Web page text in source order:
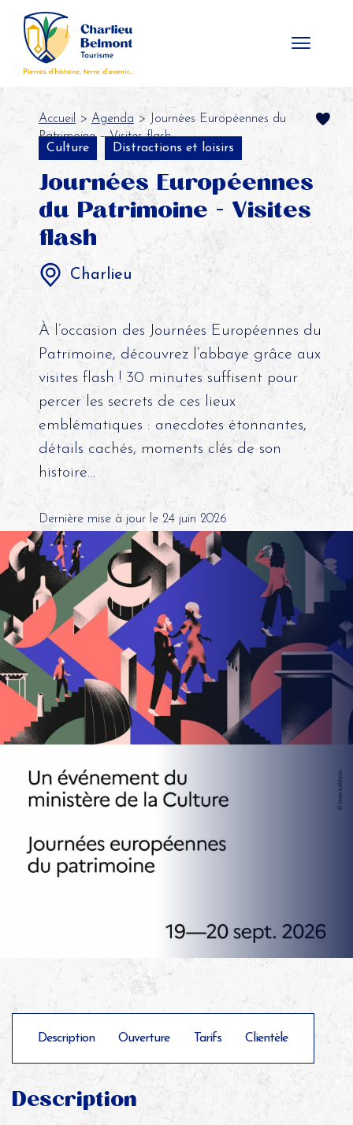
Accueil > Agenda > Journées Européennes du
Patrimoine – Visites flash
Culture
Distractions et loisirs
Journées Européennes
du Patrimoine - Visites
flash
Charlieu
À l’occasion des Journées Européennes du
Patrimoine, découvrez l’abbaye grâce aux
visites flash ! 30 minutes suffisent pour
percer les secrets de ces lieux
emblématiques : anecdotes étonnantes,
détails cachés, moments clés de son
histoire…
Dernière mise à jour le 24 juin 2026
Description Ouverture Tarifs Clientèle
Description
Panneau de gestion des cookies